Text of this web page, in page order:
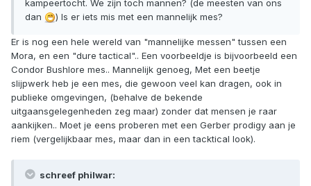
kampeertocht. We zijn toch mannen? (de meesten van ons
dan
) Is er iets mis met een mannelijk mes?
Er is nog een hele wereld van "mannelijke messen" tussen een
Mora, en een "dure tactical".. Een voorbeeldje is bijvoorbeeld een
Condor Bushlore mes.. Mannelijk genoeg, Met een beetje
slijpwerk heb je een mes, die gewoon veel kan dragen, ook in
publieke omgevingen, (behalve de bekende
uitgaansgelegenheden zeg maar) zonder dat mensen je raar
aankijken.. Moet je eens proberen met een Gerber prodigy aan je
riem (vergelijkbaar mes, maar dan in een tacktical look).
schreef philwar: